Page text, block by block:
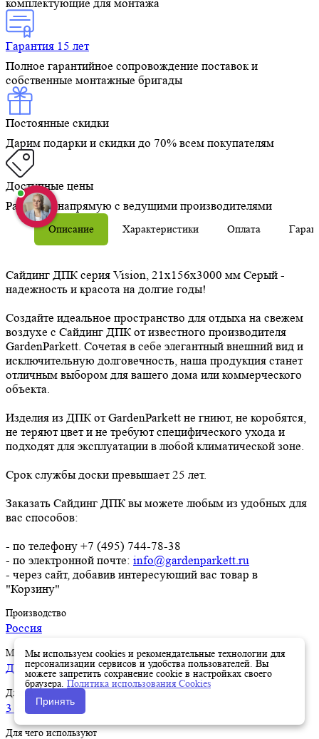
комплектующие для монтажа
Гарантия 15 лет
Полное гарантийное сопровождение поставок и
собственные монтажные бригады
Постоянные скидки
Дарим подарки и скидки до 70% всем покупателям
Доступные цены
Работаем напрямую с ведущими производителями
Описание Характеристики Оплата
Сайдинг ДПК серия Vision, 21x156x3000 мм Серый -
надежность и красота на долгие годы!
Создайте идеальное пространство для отдыха на свежем
воздухе с Сайдинг ДПК от известного производителя
GardenParkett. Сочетая в себе элегантный внешний вид и
исключительную долговечность, наша продукция станет
отличным выбором для вашего дома или коммерческого
объекта.
Изделия из ДПК от GardenParkett не гниют, не коробятся,
не теряют цвет и не требуют специфического ухода и
подходят для эксплуатации в любой климатической зоне.
Срок службы доски превышает 25 лет.
Заказать Сайдинг ДПК вы можете любым из удобных для
вас способов:
- по телефону +7 (495) 744-78-38
- по электронной почте: info@gardenparkett.ru
- через сайт, добавив интересующий вас товар в
"Корзину"
Производство
Россия
Материал
ДПК
Длина
3 метра
Для чего используют
Мы используем cookies и рекомендательные технологии для
персонализации сервисов и удобства пользователей. Вы
можете запретить сохранение cookie в настройках своего
браузера. Политика использования Cookies
Принять